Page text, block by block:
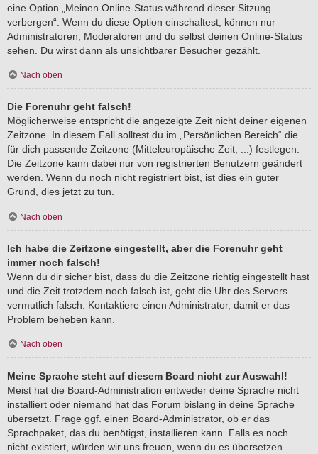
eine Option „Meinen Online-Status während dieser Sitzung
verbergen“. Wenn du diese Option einschaltest, können nur
Administratoren, Moderatoren und du selbst deinen Online-Status
sehen. Du wirst dann als unsichtbarer Besucher gezählt.
Nach oben
Die Forenuhr geht falsch!
Möglicherweise entspricht die angezeigte Zeit nicht deiner eigenen
Zeitzone. In diesem Fall solltest du im „Persönlichen Bereich“ die
für dich passende Zeitzone (Mitteleuropäische Zeit, ...) festlegen.
Die Zeitzone kann dabei nur von registrierten Benutzern geändert
werden. Wenn du noch nicht registriert bist, ist dies ein guter
Grund, dies jetzt zu tun.
Nach oben
Ich habe die Zeitzone eingestellt, aber die Forenuhr geht
immer noch falsch!
Wenn du dir sicher bist, dass du die Zeitzone richtig eingestellt hast
und die Zeit trotzdem noch falsch ist, geht die Uhr des Servers
vermutlich falsch. Kontaktiere einen Administrator, damit er das
Problem beheben kann.
Nach oben
Meine Sprache steht auf diesem Board nicht zur Auswahl!
Meist hat die Board-Administration entweder deine Sprache nicht
installiert oder niemand hat das Forum bislang in deine Sprache
übersetzt. Frage ggf. einen Board-Administrator, ob er das
Sprachpaket, das du benötigst, installieren kann. Falls es noch
nicht existiert, würden wir uns freuen, wenn du es übersetzen